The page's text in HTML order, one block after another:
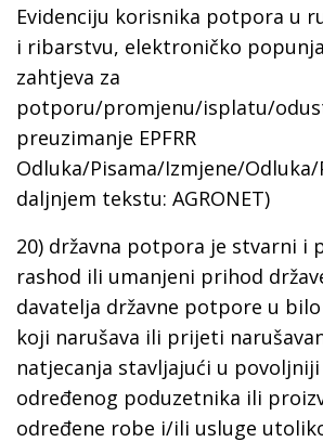
Evidenciju korisnika potpora u
i ribarstvu, elektroničko
zahtjeva za
potporu/promjenu/isplatu/
preuzimanje EPFRR
Odluka/Pisama/Izmjene/
daljnjem tekstu: AGRONET)
20) državna potpora je stvarni i
rashod ili umanjeni prihod
davatelja državne potpore u
koji narušava ili prijeti
natjecanja stavljajući u
određenog poduzetnika ili
određene robe i/ili usluge